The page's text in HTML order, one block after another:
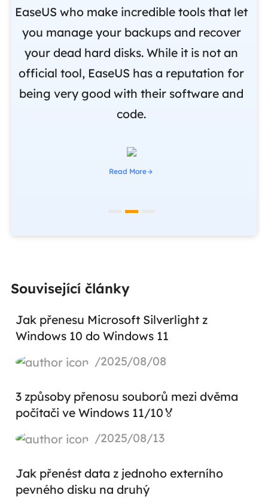
EaseUS who make incredible tools that let
you manage your backups and recover
your dead hard disks. While it is not an
official tool, EaseUS has a reputation for
being very good with their software and
code.
Read More
Související články
Jak přenesu Microsoft Silverlight z
Windows 10 do Windows 11
/2025/08/08
3 způsoby přenosu souborů mezi dvěma
počítači ve Windows 11/10🏅
/2025/08/13
Jak přenést data z jednoho externího
pevného disku na druhý